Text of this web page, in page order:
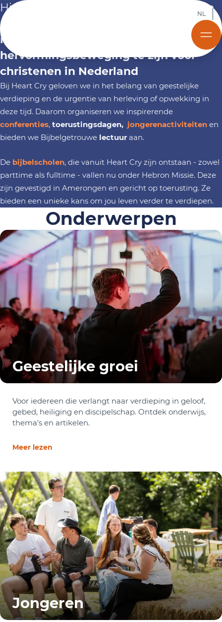
NL
Hier ontdek je alles over onze passie en
missie om een
interkerkelijke opwekkings- en
hervormingsbeweging te zijn voor
christenen in Nederland
Bij Heart Cry geloven we in het belang van geestelijke
verdieping en de urgentie van herleving of opwekking in
deze tijd. Daarom organiseren we inspirerende
conferenties, toerustingsdagen, jongerenactiviteiten en
bieden we Bijbelgetrouwe lectuur aan.
De bijbelscholen, die vanuit Heart Cry zijn ontstaan - zowel
parttime als fulltime - vallen nu onder Hebron Missie. Deze
zijn gevestigd in Amerongen en gericht op toerusting. Ze
bieden een unieke kans om jou leven verder te verdiepen.
Onderwerpen
Geestelijke groei
Voor iedereen die verlangt naar verdieping in geloof,
gebed, heiliging en discipelschap. Ontdek onderwijs,
thema’s en artikelen.
Meer lezen
Jongeren